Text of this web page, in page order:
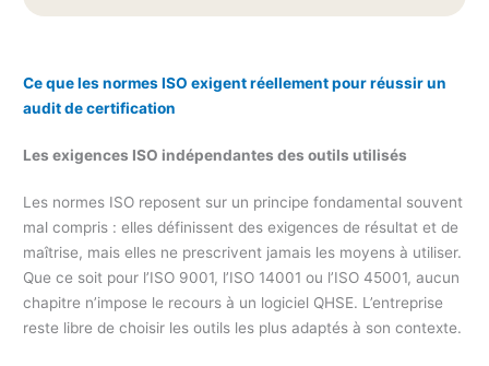
Ce que les normes ISO exigent réellement pour réussir un
audit de certification
Les exigences ISO indépendantes des outils utilisés
Les normes ISO reposent sur un principe fondamental souvent
mal compris : elles définissent des exigences de résultat et de
maîtrise, mais elles ne prescrivent jamais les moyens à utiliser.
Que ce soit pour l’ISO 9001, l’ISO 14001 ou l’ISO 45001, aucun
chapitre n’impose le recours à un logiciel QHSE. L’entreprise
reste libre de choisir les outils les plus adaptés à son contexte.